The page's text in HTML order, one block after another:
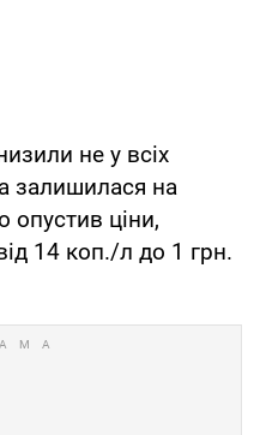
не у всіх
залишилася на
опустив ціни,
14 коп./л до 1 грн.